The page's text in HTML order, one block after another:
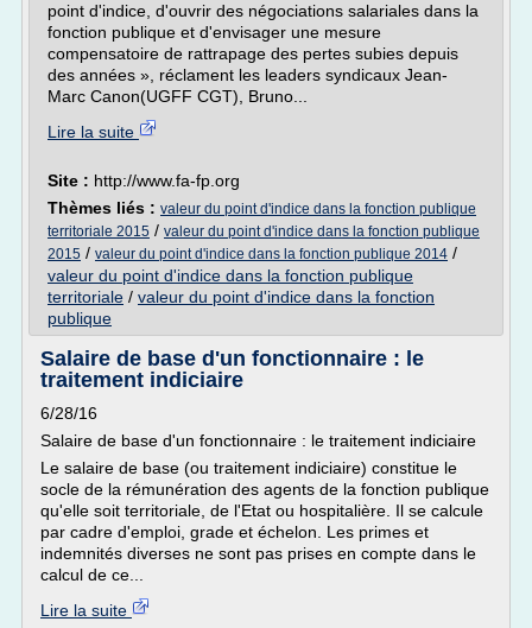
point d'indice, d'ouvrir des négociations salariales dans la
fonction publique et d'envisager une mesure
compensatoire de rattrapage des pertes subies depuis
des années », réclament les leaders syndicaux Jean-
Marc Canon(UGFF CGT), Bruno...
Lire la suite
Site : http://www.fa-fp.org
Thèmes liés : valeur du point d'indice dans la fonction publique
territoriale 2015 / valeur du point d'indice dans la fonction publique
2015 / valeur du point d'indice dans la fonction publique 2014 /
valeur du point d'indice dans la fonction publique
territoriale / valeur du point d'indice dans la fonction
publique
Salaire de base d'un fonctionnaire : le
traitement indiciaire
6/28/16
Salaire de base d'un fonctionnaire : le traitement indiciaire
Le salaire de base (ou traitement indiciaire) constitue le
socle de la rémunération des agents de la fonction publique
qu'elle soit territoriale, de l'Etat ou hospitalière. Il se calcule
par cadre d'emploi, grade et échelon. Les primes et
indemnités diverses ne sont pas prises en compte dans le
calcul de ce...
Lire la suite